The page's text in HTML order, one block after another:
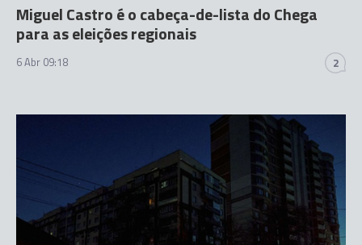
Miguel Castro é o cabeça-de-lista do Chega
para as eleições regionais
6 Abr 09:18 2